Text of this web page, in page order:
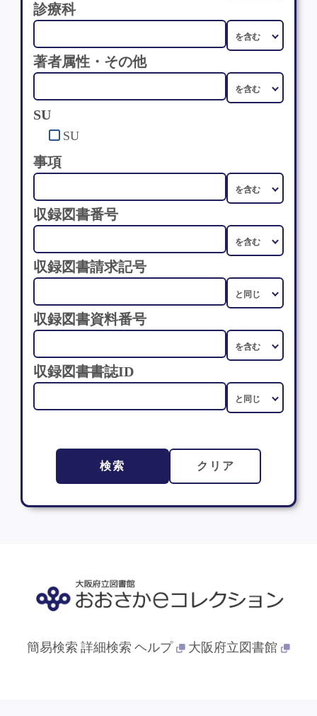
診療科
著者属性・その他
SU
SU
事項
収録図書番号
収録図書請求記号
収録図書資料番号
収録図書書誌ID
検索 クリア
簡易検索 詳細検索 ヘルプ 大阪府立図書館